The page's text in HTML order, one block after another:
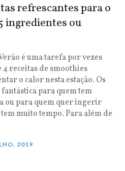
refrescantes para o
ingredientes ou
é uma tarefa por vezes
receitas de smoothies
o calor nesta estação. Os
para quem tem
ou para quem quer ingerir
muito tempo. Para além de
2019